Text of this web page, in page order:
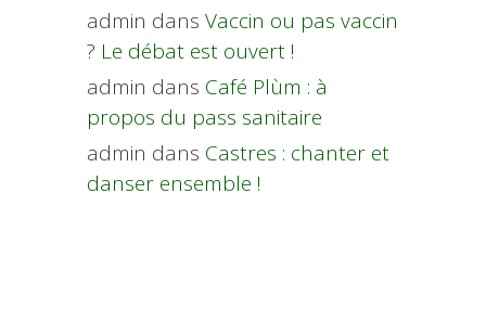
admin dans Vaccin ou pas vaccin
? Le débat est ouvert !
admin dans Café Plùm : à
propos du pass sanitaire
admin dans Castres : chanter et
danser ensemble !